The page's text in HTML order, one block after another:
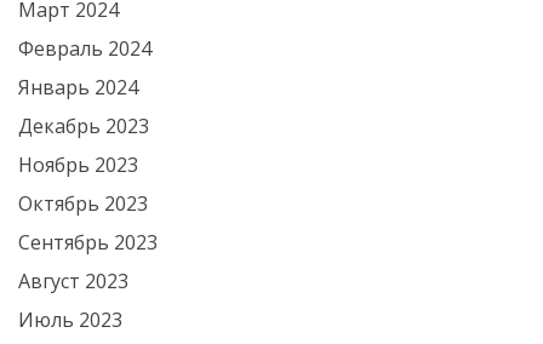
Март 2024
Февраль 2024
Январь 2024
Декабрь 2023
Ноябрь 2023
Октябрь 2023
Сентябрь 2023
Август 2023
Июль 2023